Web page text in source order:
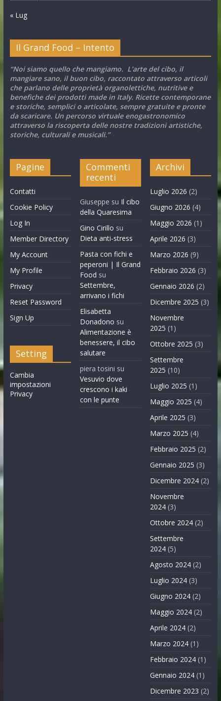
« Lug
Il Grand Food – Intento
“Noi siamo quello che mangiamo. L’arte del cibo, il
mangiare sano, il buon cibo, raccontato attraverso articoli
che parlano delle proprietà organolettiche, nutritive e
benefiche dei prodotti made in Italy. Ricette contemporane
e storiche, semplici o articolate, sempre gratuite e pronte
da scaricare. Un percorso virtuale enogastronomico
attraverso la riscoperta delle nostre tradizioni artistiche,
storiche, culturali e musicali.”
Pagine
Contatti
Cookie Policy
Log In
Member Directory
My Account
My Profile
Privacy
Reset Password
Sign Up
Setting
Cambia
impostazioni
Privacy
Commenti
recenti
Giuseppe su Il cibo
della Quaresima
Gino Cirillo su
Dieta anti-stress
Pasta con fichi e
peperoni | Il Grand
Food su
Settembre,
arrivano i fichi
Elisabetta
Donadono su
Alimentazione è
benessere, il cibo
salutare
piera tosini su
Vesuvio dove
crescono i kaki
con le punte
Archivi
Luglio 2026 (2)
Giugno 2026 (4)
Maggio 2026 (1)
Aprile 2026 (3)
Marzo 2026 (9)
Febbraio 2026 (3)
Gennaio 2026 (2)
Dicembre 2025 (3)
Novembre
2025 (1)
Ottobre 2025 (3)
Settembre
2025 (10)
Luglio 2025 (1)
Maggio 2025 (4)
Aprile 2025 (3)
Marzo 2025 (4)
Febbraio 2025 (2)
Gennaio 2025 (3)
Dicembre 2024 (2)
Novembre
2024 (3)
Ottobre 2024 (2)
Settembre
2024 (5)
Agosto 2024 (2)
Luglio 2024 (3)
Giugno 2024 (2)
Maggio 2024 (2)
Aprile 2024 (2)
Marzo 2024 (1)
Febbraio 2024 (1)
Gennaio 2024 (1)
Dicembre 2023 (2)